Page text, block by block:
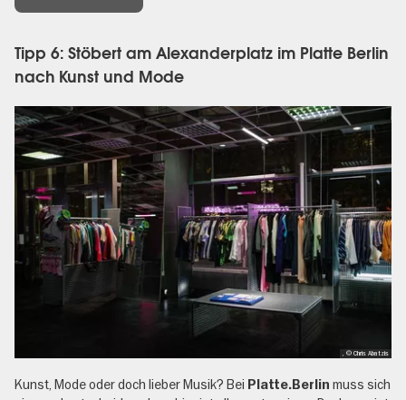
Tipp 6: Stöbert am Alexanderplatz im Platte Berlin
nach Kunst und Mode
, © Chris Abatzis
Kunst, Mode oder doch lieber Musik? Bei Platte.Berlin muss sich